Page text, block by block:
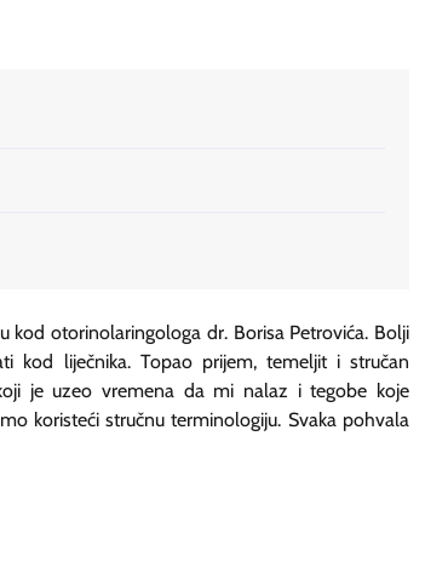
kod otorinolaringologa dr. Borisa Petrovića. Bolji
kod liječnika. Topao prijem, temeljit i stručan
je uzeo vremena da mi nalaz i tegobe koje
koristeći stručnu terminologiju. Svaka pohvala